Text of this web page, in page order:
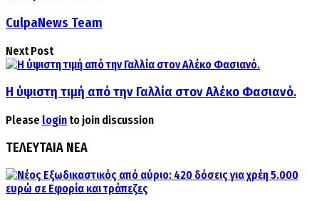
CulpaNews Team
Next Post
Η ύψιστη τιμή από την Γαλλία στον Αλέκο Φασιανό.
Please login to join discussion
ΤΕΛΕΥΤΑΙΑ ΝΕΑ